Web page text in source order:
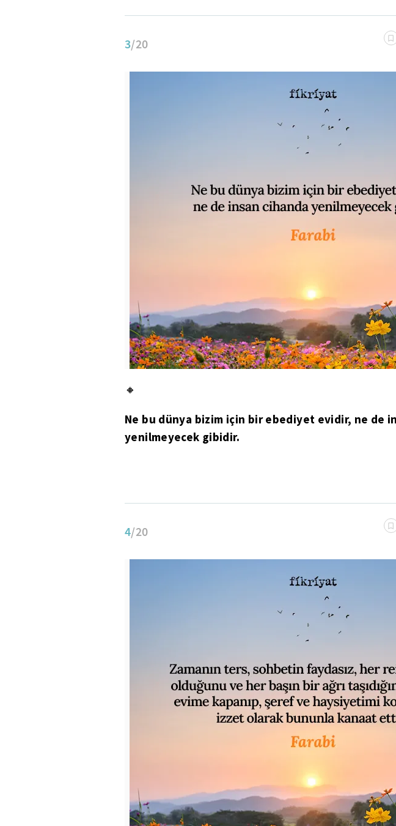
3/20
🔸
Ne bu dünya bizim için bir ebediyet evidir, ne de
yenilmeyecek gibidir.
4/20